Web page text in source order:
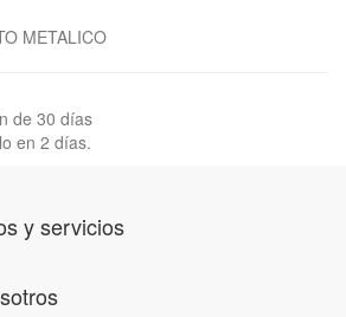
METALICO
de 30 días
en 2 días.
y servicios